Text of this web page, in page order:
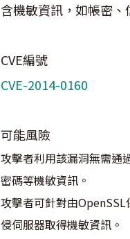
含機敏資訊，如帳密、
CVE編號
CVE-2014-0160
可能風險
攻擊者利用該漏洞無需通
密碼等機敏資訊。
攻擊者可針對由
侵伺服器取得機敏資訊。